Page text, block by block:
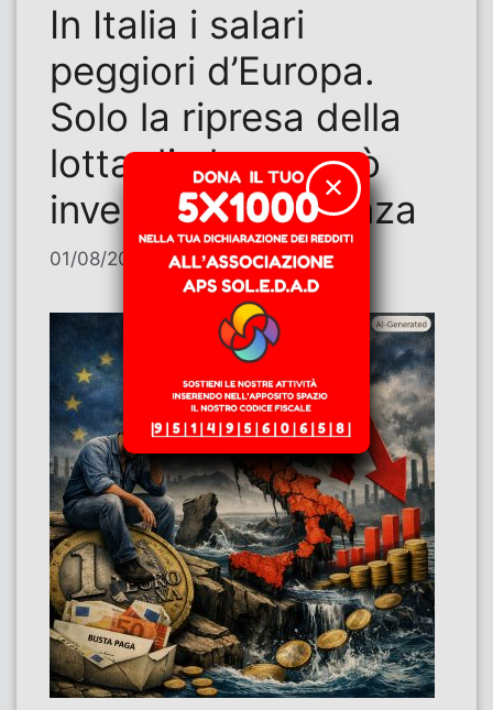
In Italia i salari
peggiori d’Europa.
Solo la ripresa della
lotta di classe può
invertire la tendenza
01/08/2026 diUmberto Franchi
✕